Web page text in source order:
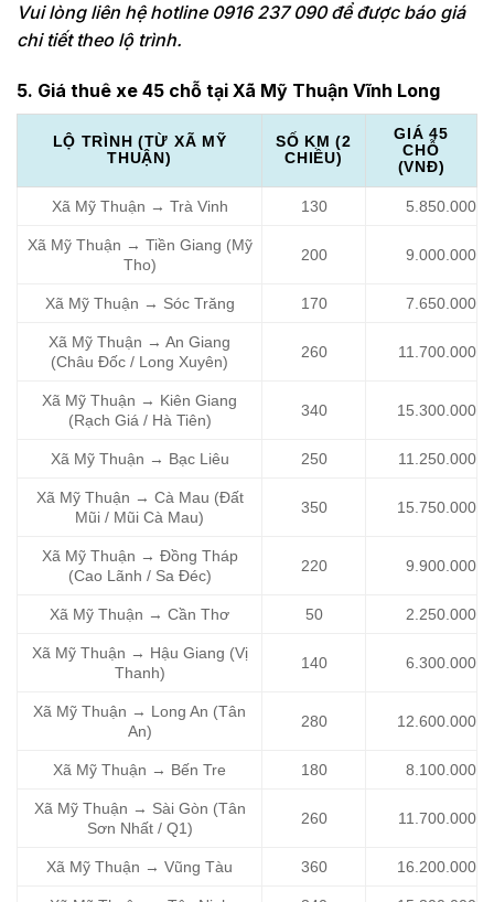
Vui lòng liên hệ hotline 0916 237 090 để được báo giá
chi tiết theo lộ trình.
5. Giá thuê xe 45 chỗ tại Xã Mỹ Thuận Vĩnh Long
LỘ TRÌNH (TỪ XÃ MỸ
THUẬN)
SỐ KM (2
CHIỀU)
GIÁ 45
CHỖ
(VNĐ)
Xã Mỹ Thuận → Trà Vinh 130 5.850.000
Xã Mỹ Thuận → Tiền Giang (Mỹ
Tho)
200 9.000.000
Xã Mỹ Thuận → Sóc Trăng 170 7.650.000
Xã Mỹ Thuận → An Giang
(Châu Đốc / Long Xuyên)
260 11.700.000
Xã Mỹ Thuận → Kiên Giang
(Rạch Giá / Hà Tiên)
340 15.300.000
Xã Mỹ Thuận → Bạc Liêu 250 11.250.000
Xã Mỹ Thuận → Cà Mau (Đất
Mũi / Mũi Cà Mau)
350 15.750.000
Xã Mỹ Thuận → Đồng Tháp
(Cao Lãnh / Sa Đéc)
220 9.900.000
Xã Mỹ Thuận → Cần Thơ 50 2.250.000
Xã Mỹ Thuận → Hậu Giang (Vị
Thanh)
140 6.300.000
Xã Mỹ Thuận → Long An (Tân
An)
280 12.600.000
Xã Mỹ Thuận → Bến Tre 180 8.100.000
Xã Mỹ Thuận → Sài Gòn (Tân
Sơn Nhất / Q1)
260 11.700.000
Xã Mỹ Thuận → Vũng Tàu 360 16.200.000